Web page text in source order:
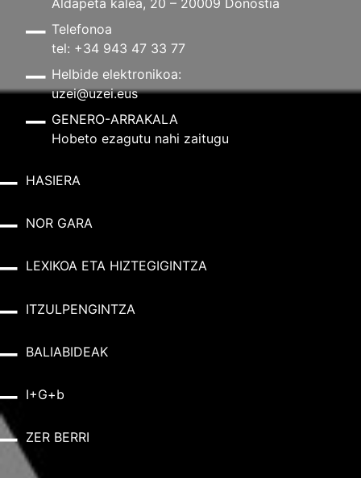
Aldapeta kalea, 20 – 20009 Donostia
Telefonoa
tel: +34 943 47 33 77
Helbide elektronikoa:
uzei@uzei.eus
GENERO-ARRAKALA
Hobeto ezagutu nahi zaitugu
HASIERA
NOR GARA
LEXIKOA ETA HIZTEGIGINTZA
ITZULPENGINTZA
BALIABIDEAK
I+G+b
ZER BERRI